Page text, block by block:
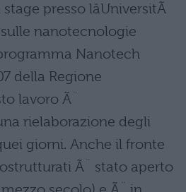
stage presso lâUniversitÃ
nanotecnologie
Nanotech
della Regione
lavoro Ã¨
rielaborazione degli
giorni. Anche il fronte
Ã¨ stato aperto